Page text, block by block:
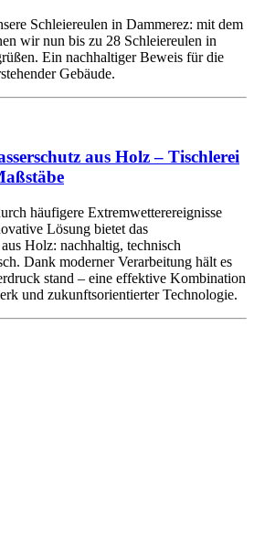
Schleiereulen in Dammerez: mit dem
wir nun bis zu 28 Schleiereulen in
Ein nachhaltiger Beweis für die
Gebäude.
aus Holz – Tischlerei
häufigere Extremwetterereignisse
Lösung bietet das
Holz: nachhaltig, technisch
Dank moderner Verarbeitung hält es
stand – eine effektive Kombination
und zukunftsorientierter Technologie.